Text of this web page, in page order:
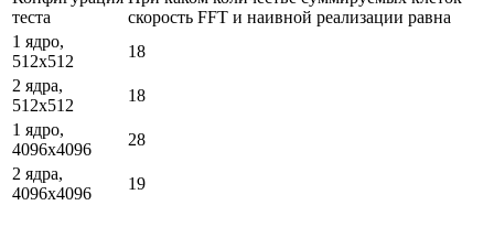
теста
скорость FFT и наивной реализации равна
1 ядро,
512x512
18
2 ядра,
512x512
18
1 ядро,
4096x4096
28
2 ядра,
4096x4096
19